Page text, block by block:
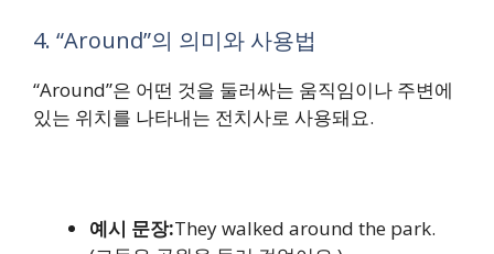
4. “Around”의 의미와 사용법
“Around”은 어떤 것을 둘러싸는 움직임이나 주변에
있는 위치를 나타내는 전치사로 사용돼요.
예시 문장:They walked around the park.